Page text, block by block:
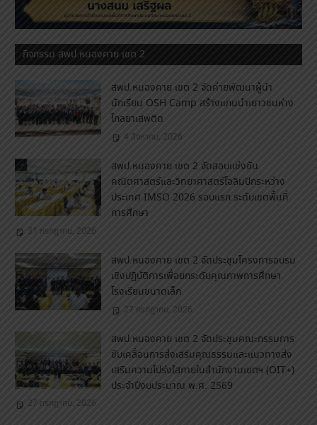
กิจกรรม สพป.หนองคาย เขต 2
สพป.หนองคาย เขต 2 จัดค่ายพัฒนาผู้นำ
นักเรียน OSH Camp สร้างแกนนำเยาวชนห่าง
ไกลยาเสพติด
4 สิงหาคม, 2026
สพป.หนองคาย เขต 2 จัดสอบแข่งขัน
คณิตศาสตร์และวิทยาศาสตร์โอลิมปิกระหว่าง
ประเทศ IMSO 2026 รอบแรก ระดับเขตพื้นที่
การศึกษา
31 กรกฎาคม, 2026
สพป.หนองคาย เขต 2 จัดประชุมโครงการอบรม
เชิงปฏิบัติการเพื่อยกระดับคุณภาพการศึกษา
โรงเรียนขนาดเล็ก
27 กรกฎาคม, 2026
สพป.หนองคาย เขต 2 จัดประชุมคณะกรรมการ
ขับเคลื่อนการส่งเสริมคุณธรรมและแนวทางส่ง
เสริมความโปร่งใสภายในสำนักงานเขตฯ (OIT+)
ประจำปีงบประมาณ พ.ศ. 2569
27 กรกฎาคม, 2026